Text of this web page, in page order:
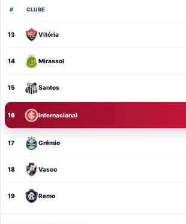
# CLUBE
13 Vitória
14 Mirassol
15 Santos
16 Internacional
17 Grêmio
18 Vasco
19 Remo